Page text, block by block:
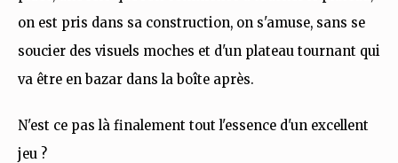
on est pris dans sa construction, on s'amuse, sans se
soucier des visuels moches et d'un plateau tournant qui
va être en bazar dans la boîte après.
N'est ce pas là finalement tout l'essence d'un excellent
jeu ?